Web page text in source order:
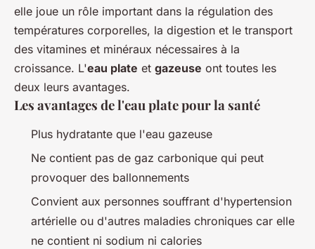
elle joue un rôle important dans la régulation des
températures corporelles, la digestion et le transport
des vitamines et minéraux nécessaires à la
croissance. L'eau plate et gazeuse ont toutes les
deux leurs avantages.
Les avantages de l'eau plate pour la santé
Plus hydratante que l'eau gazeuse
Ne contient pas de gaz carbonique qui peut
provoquer des ballonnements
Convient aux personnes souffrant d'hypertension
artérielle ou d'autres maladies chroniques car elle
ne contient ni sodium ni calories